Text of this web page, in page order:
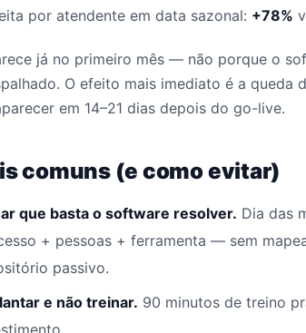
por atendente em data sazonal: +78%
já no primeiro mês — não porque o
O efeito mais imediato é a queda
em 14–21 dias depois do go-live.
comuns (e como evitar)
que basta o software resolver. Dia das
+ pessoas + ferramenta — sem
passivo.
e não treinar. 90 minutos de treino